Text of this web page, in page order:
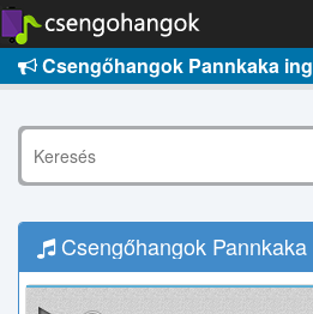
Csengőhangok Pannkaka
Csengőhangok Pannkaka